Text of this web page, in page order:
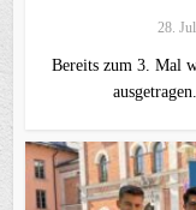
28.
Bereits zum 3. Mal